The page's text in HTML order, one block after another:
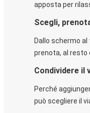
apposta per
Scegli,
Dallo schermo
prenota, al resto
Condividere il
Perché
può scegliere il